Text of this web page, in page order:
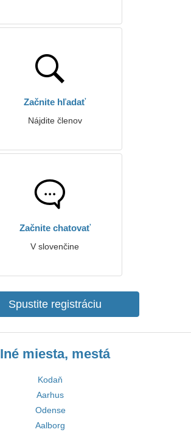
Začnite hľadať
Nájdite členov
Začnite chatovať
V slovenčine
Spustite registráciu
Iné miesta, mestá
Kodaň
Aarhus
Odense
Aalborg